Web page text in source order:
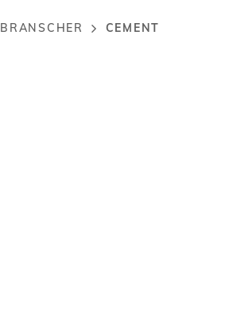
BRANSCHER CEMENT